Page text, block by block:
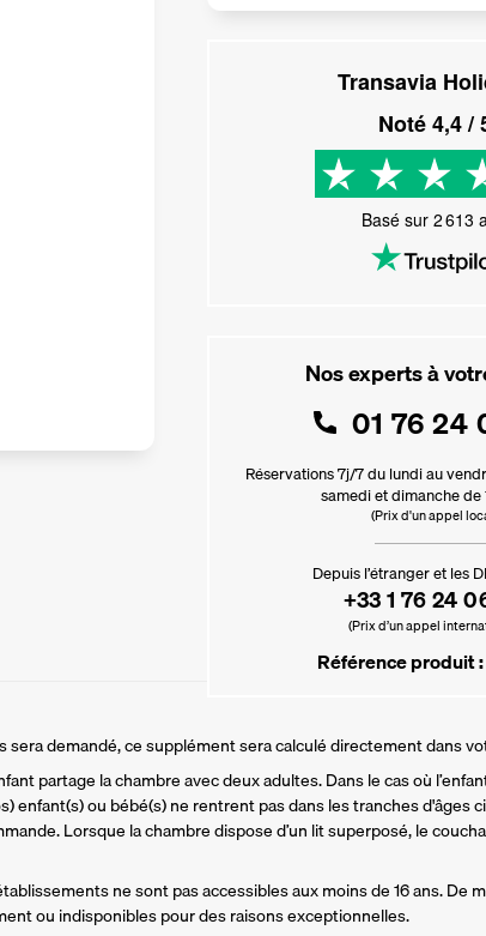
Transavia
Noté4,4/
Basé sur 2 613
Nos experts à
01 76 24
Réservations 7j/7 du lundi au
samedi et dimanche de
(Prix d'un appel
Depuis l’étranger et les
+33 1 76 24
(Prix d’un appel
Référence produit
demandé, ce supplément sera calculé directement dans
partage la chambre avec deux adultes. Dans le cas où
enfant(s) ou bébé(s) ne rentrent pas dans les tranches d'âges
Lorsque la chambre dispose d’un lit superposé, le
ne sont pas accessibles aux moins de 16 ans. De
ou indisponibles pour des raisons exceptionnelles.